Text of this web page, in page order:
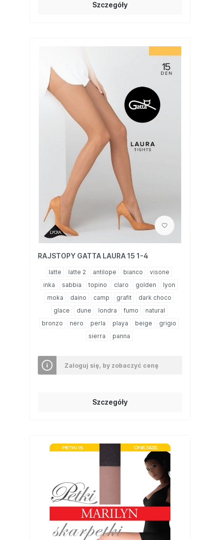
Szczegóły
RAJSTOPY GATTA LAURA 15 1-4
latte latte 2 antilope bianco
visone
inka
sabbia topino claro golden
lyon
moka
daino camp grafit
dark choco
glace
dune londra fumo
natural
bronzo
nero perla playa beige
grigio
sierra
panna
Zaloguj się, by zobaczyć cenę
Szczegóły